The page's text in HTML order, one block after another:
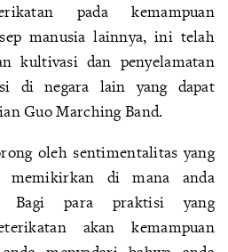
pada kemampuan
manusia lainnya, ini telah
kultivasi dan penyelamatan
di negara lain yang dapat
Guo Marching Band.
oleh sentimentalitas yang
memikirkan di mana anda
Bagi para praktisi yang
akan kemampuan